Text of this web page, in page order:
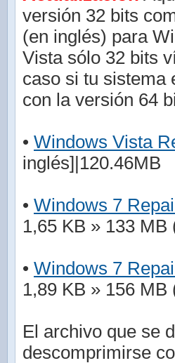
versión 32 bits
(en inglés) para
Vista sólo 32 bits
caso si tu sistema
con la versión 64
• Windows Vista
inglés]|120.46MB
• Windows 7
1,65 KB » 133
• Windows 7
1,89 KB » 156
El archivo que se
descomprimirse